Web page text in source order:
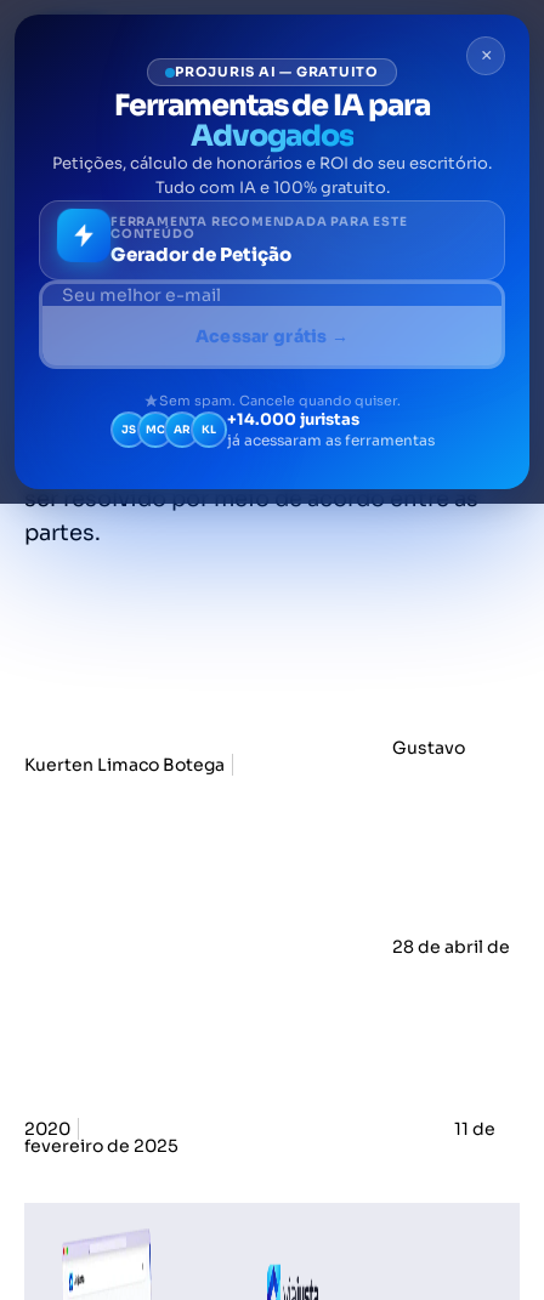
Distrato trabalhista: nova
modalidade de extinção do
contrato de trabalho
O distrato trabalhista é uma forma de
extinção do contrato de trabalho antes
aceita pela doutrina e pela jurisprudência,
mas somente legislada após a Reforma
ser resolvido por meio de acordo entre as
partes.
Gustavo
Kuerten Limaco Botega
28 de abril de
2020 11 de
fevereiro de 2025
×
PROJURIS AI — GRATUITO
Ferramentas de IA para
Advogados
Petições, cálculo de honorários e ROI do seu escritório.
Tudo com IA e 100% gratuito.
FERRAMENTA RECOMENDADA PARA ESTE
CONTEÚDO
Gerador de Petição
Acessar grátis →
Sem spam. Cancele quando quiser.
JS MC AR KL +14.000 juristas
já acessaram as ferramentas